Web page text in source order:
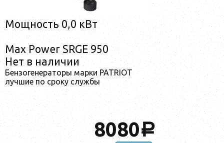
Мощность 0,0 кВт
Max Power SRGE 950
Нет в наличии
Бензогенераторы марки PATRIOT
лучшие по сроку службы
8080a